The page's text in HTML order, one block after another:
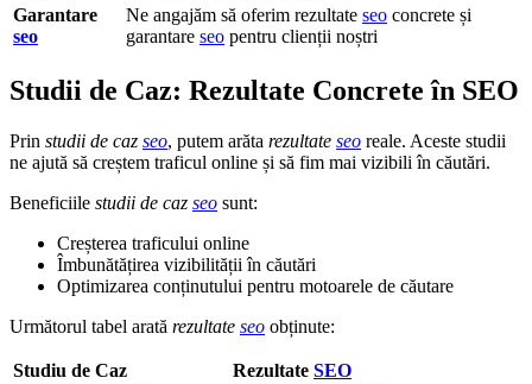
Garantare
seo
Ne angajăm să oferim rezultate seo concrete și
garantare seo pentru clienții noștri
Studii de Caz: Rezultate Concrete în SEO
Prin studii de caz seo, putem arăta rezultate seo reale. Aceste studii
ne ajută să creștem traficul online și să fim mai vizibili în căutări.
Beneficiile studii de caz seo sunt:
Creșterea traficului online
Îmbunătățirea vizibilității în căutări
Optimizarea conținutului pentru motoarele de căutare
Următorul tabel arată rezultate seo obținute:
Studiu de Caz Rezultate SEO